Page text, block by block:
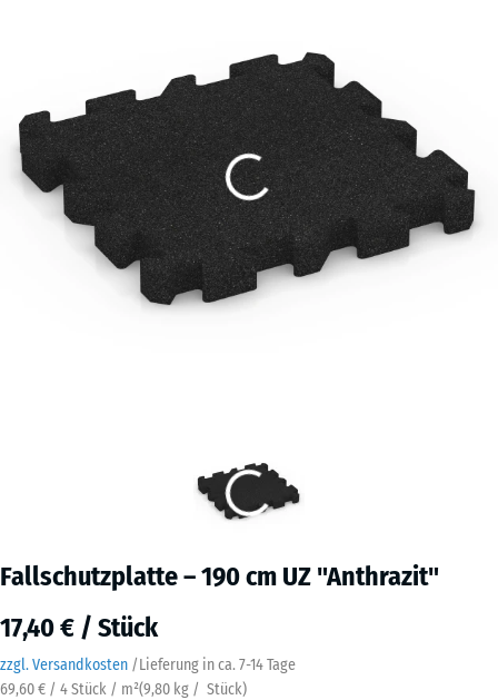
Fallschutzplatte – 190 cm UZ "Anthrazit"
17,40 € / Stück
zzgl. Versandkosten /Lieferung in ca. 7-14 Tage
69,60 € / 4 Stück / m²(9,80 kg / Stück)